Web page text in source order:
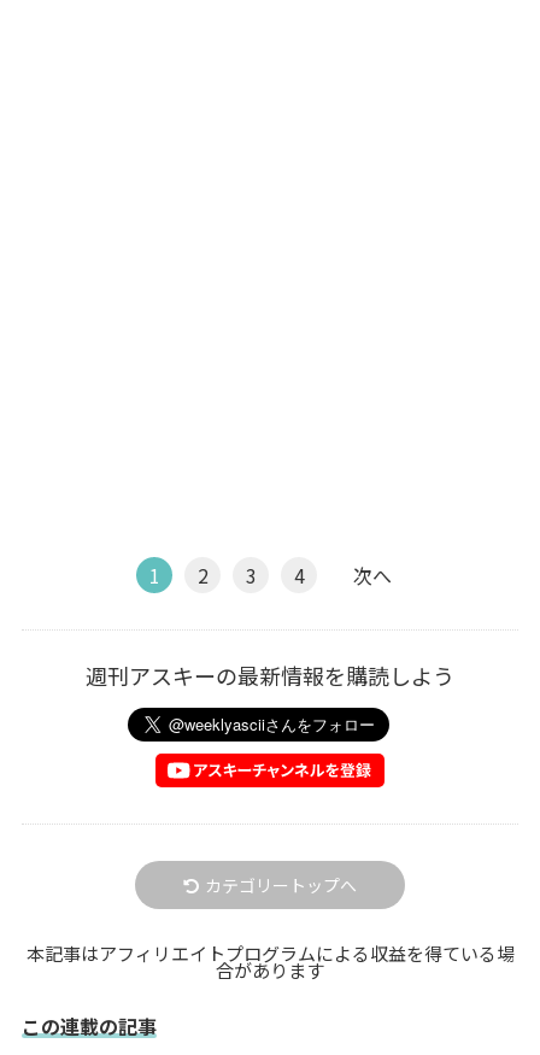
1 2 3 4 次へ
週刊アスキーの最新情報を購読しよう
カテゴリートップへ
本記事はアフィリエイトプログラムによる収益を得ている場
合があります
この連載の記事